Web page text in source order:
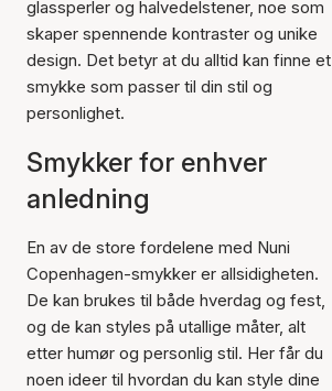
glassperler og halvedelstener, noe som
skaper spennende kontraster og unike
design. Det betyr at du alltid kan finne et
smykke som passer til din stil og
personlighet.
Smykker for enhver
anledning
En av de store fordelene med Nuni
Copenhagen-smykker er allsidigheten.
De kan brukes til både hverdag og fest,
og de kan styles på utallige måter, alt
etter humør og personlig stil. Her får du
noen ideer til hvordan du kan style dine